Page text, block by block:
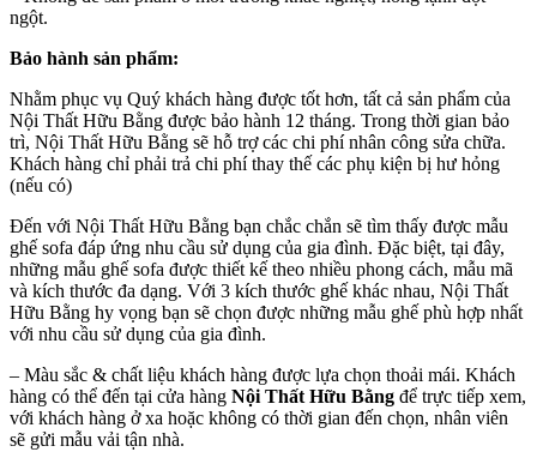
ngột.
Bảo hành sản phẩm:
Nhằm phục vụ Quý khách hàng được tốt hơn, tất cả sản phẩm của
Nội Thất Hữu Bằng được bảo hành 12 tháng. Trong thời gian bảo
trì, Nội Thất Hữu Bằng sẽ hỗ trợ các chi phí nhân công sửa chữa.
Khách hàng chỉ phải trả chi phí thay thế các phụ kiện bị hư hỏng
(nếu có)
Đến với Nội Thất Hữu Bằng bạn chắc chắn sẽ tìm thấy được mẫu
ghế sofa đáp ứng nhu cầu sử dụng của gia đình. Đặc biệt, tại đây,
những mẫu ghế sofa được thiết kế theo nhiều phong cách, mẫu mã
và kích thước đa dạng. Với 3 kích thước ghế khác nhau, Nội Thất
Hữu Bằng hy vọng bạn sẽ chọn được những mẫu ghế phù hợp nhất
với nhu cầu sử dụng của gia đình.
– Màu sắc & chất liệu khách hàng được lựa chọn thoải mái. Khách
hàng có thể đến tại cửa hàng Nội Thất Hữu Bằng để trực tiếp xem,
với khách hàng ở xa hoặc không có thời gian đến chọn, nhân viên
sẽ gửi mẫu vải tận nhà.